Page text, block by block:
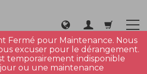
Fermé pour Maintenance. Nous
excuser pour le dérangement.
temporairement indisponible
ou une maintenance